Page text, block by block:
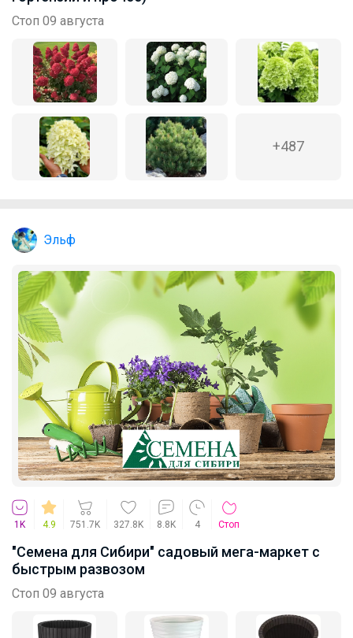
Стоп 09 августа
+487
Эльф
1K 4.9 751.7K 327.8K 8.8K 4 Стоп
"Семена для Сибири" садовый мега-маркет с
быстрым развозом
Стоп 09 августа